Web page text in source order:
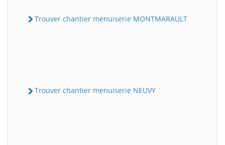
Trouver chantier menuiserie MONTMARAULT
Trouver chantier menuiserie NEUVY